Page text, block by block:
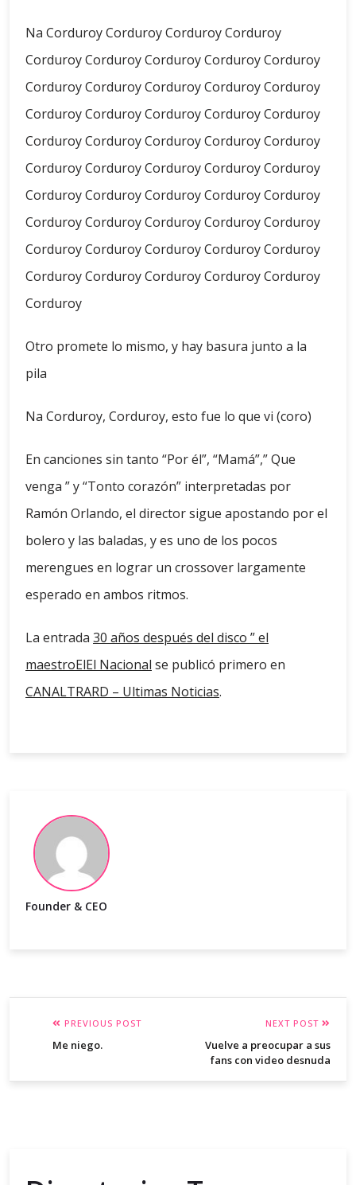
Na Corduroy Corduroy Corduroy Corduroy
Corduroy Corduroy Corduroy Corduroy Corduroy
Corduroy Corduroy Corduroy Corduroy Corduroy
Corduroy Corduroy Corduroy Corduroy Corduroy
Corduroy Corduroy Corduroy Corduroy Corduroy
Corduroy Corduroy Corduroy Corduroy Corduroy
Corduroy Corduroy Corduroy Corduroy Corduroy
Corduroy Corduroy Corduroy Corduroy Corduroy
Corduroy Corduroy Corduroy Corduroy Corduroy
Corduroy Corduroy Corduroy Corduroy Corduroy
Corduroy
Otro promete lo mismo, y hay basura junto a la
pila
Na Corduroy, Corduroy, esto fue lo que vi (coro)
En canciones sin tanto “Por él”, “Mamá”,” Que
venga ” y “Tonto corazón” interpretadas por
Ramón Orlando, el director sigue apostando por el
bolero y las baladas, y es uno de los pocos
merengues en lograr un crossover largamente
esperado en ambos ritmos.
La entrada 30 años después del disco ” el
maestroElEl Nacional se publicó primero en
CANALTRARD – Ultimas Noticias.
Founder & CEO
PREVIOUS POST
Me niego.
NEXT POST
Vuelve a preocupar a sus
fans con video desnuda